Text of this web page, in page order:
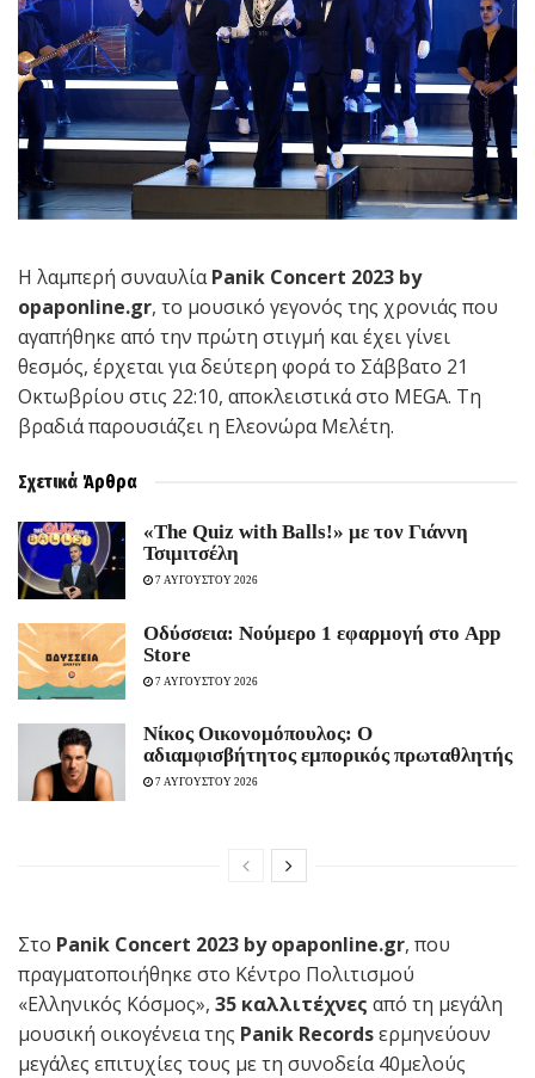
Η λαμπερή συναυλίαPanik Concert 2023 by
opaponline.gr, το μουσικό γεγονός της χρονιάς που
αγαπήθηκε από την πρώτη στιγμή και έχει γίνει
θεσμός, έρχεται για δεύτερη φορά το Σάββατο 21
Οκτωβρίου στις 22:10, αποκλειστικά στο MEGA. Τη
βραδιά παρουσιάζει η Ελεονώρα Μελέτη.
Σχετικά Άρθρα
«The Quiz with Balls!» με τον Γιάννη
Τσιμιτσέλη
7 ΑΥΓΟΥΣΤΟΥ 2026
Οδύσσεια: Νούμερο 1 εφαρμογή στο App
Store
7 ΑΥΓΟΥΣΤΟΥ 2026
Νίκος Οικονομόπουλος: Ο
αδιαμφισβήτητος εμπορικός πρωταθλητής
7 ΑΥΓΟΥΣΤΟΥ 2026
Στο Panik Concert 2023 by opaponline.gr, που
πραγματοποιήθηκε στο Κέντρο Πολιτισμού
«Ελληνικός Κόσμος», 35 καλλιτέχνες από τη μεγάλη
μουσική οικογένεια της Panik Recordsερμηνεύουν
μεγάλες επιτυχίες τους με τη συνοδεία 40μελούς